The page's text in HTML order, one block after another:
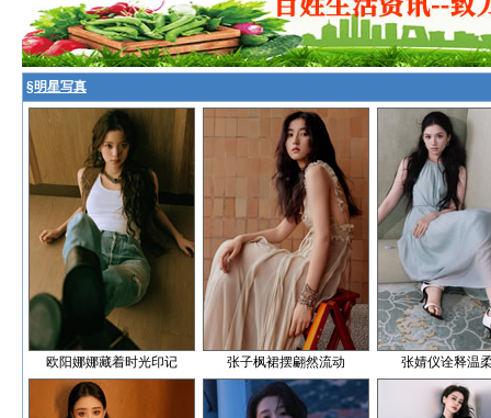
§明星写真
欧阳娜娜藏着时光印记 张子枫裙摆翩然流动 张婧仪诠释温